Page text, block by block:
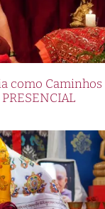
como Caminhos